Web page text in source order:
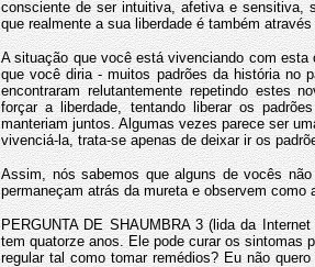
consciente de ser intuitiva, afetiva e sensitiva,
que realmente a sua liberdade é também
A situação que você está vivenciando com
que você diria - muitos padrões da história no
encontraram relutantemente repetindo estes
forçar a liberdade, tentando liberar os
manteriam juntos. Algumas vezes parece ser
vivenciá-la, trata-se apenas de deixar ir os
Assim, nós sabemos que alguns de vocês
permaneçam atrás da mureta e observem
PERGUNTA DE SHAUMBRA 3 (lida da
tem quatorze anos. Ele pode curar os sintomas
regular tal como tomar remédios? Eu não